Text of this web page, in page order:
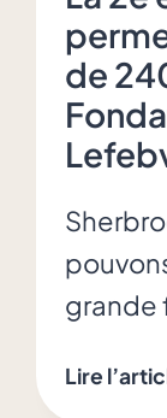
de
grande
Lire